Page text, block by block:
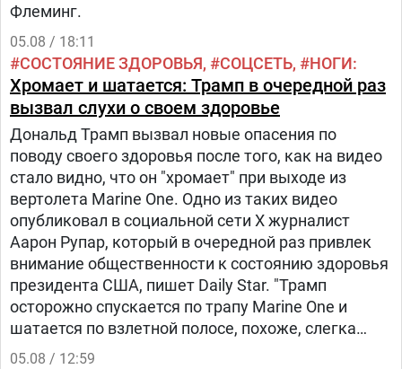
Флеминг.
05.08 / 18:11
СОСТОЯНИЕ ЗДОРОВЬЯ СОЦСЕТЬ НОГИ
Хромает и шатается: Трамп в очередной раз
вызвал слухи о своем здоровье
Дональд Трамп вызвал новые опасения по
поводу своего здоровья после того, как на видео
стало видно, что он "хромает" при выходе из
вертолета Marine One. Одно из таких видео
опубликовал в социальной сети Х журналист
Аарон Рупар, который в очередной раз привлек
внимание общественности к состоянию здоровья
президента США, пишет Daily Star. "Трамп
осторожно спускается по трапу Marine One и
шатается по взлетной полосе, похоже, слегка
прихрамывая", — написал журналист.
05.08 / 12:59